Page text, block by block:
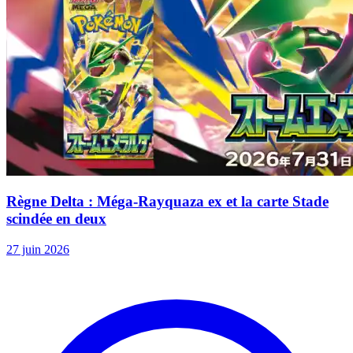
Règne Delta : Méga-Rayquaza ex et la carte Stade
scindée en deux
27 juin 2026